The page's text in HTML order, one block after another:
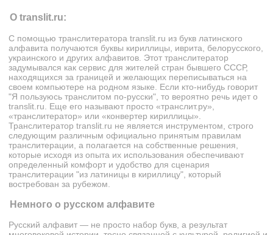
О translit.ru:
С помощью транслитератора translit.ru из букв латинского
алфавита получаются буквы кириллицы, иврита, белорусского,
украинского и других алфавитов. Этот транслитератор
задумывался как сервис для жителей стран бывшего СССР,
находящихся за границей и желающих переписываться на
своем компьютере на родном языке. Если кто-нибудь говорит
"Я пользуюсь транслитом по-русски", то вероятно речь идет о
translit.ru. Еще его называют просто «транслит.ру»,
«транслитератор» или «конвертер кириллицы».
Транслитератор translit.ru не является инструментом, строго
следующим различным официально принятым правилам
транслитерации, а полагается на собственные решения,
которые исходя из опыта их использования обеспечивают
определенный комфорт и удобство для сценария
транслитерации "из латиницы в кириллицу", который
востребован за рубежом.
Немного о русском алфавите
Русский алфавит — не просто набор букв, а результат